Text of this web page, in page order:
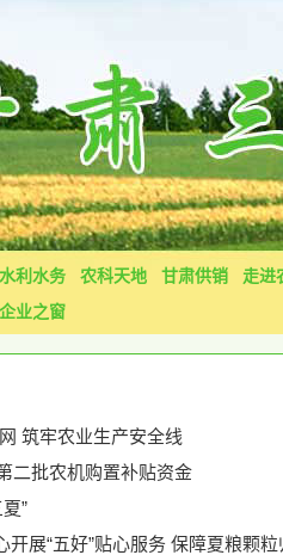
水利水务 农科天地 甘肃供销
走进
企业之窗
筑牢农业生产安全线
二批农机购置补贴资金
”
展“五好”贴心服务 保障夏粮颗粒